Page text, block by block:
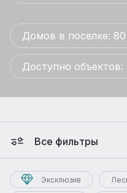
Домов в поселке: 80
Доступно объектов:
Все фильтры
Эксклюзив